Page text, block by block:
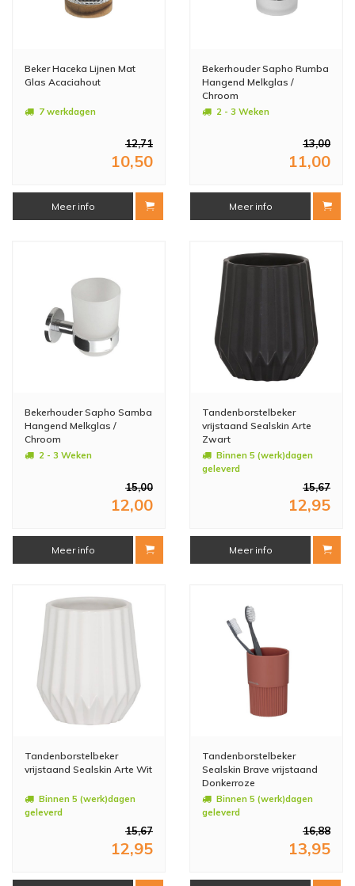
Beker Haceka Lijnen Mat
Glas Acaciahout
7 werkdagen
12,71
10,50
Meer info
Bekerhouder Sapho Rumba
Hangend Melkglas /
Chroom
2 - 3 Weken
13,00
11,00
Meer info
Bekerhouder Sapho Samba
Hangend Melkglas /
Chroom
2 - 3 Weken
15,00
12,00
Meer info
Tandenborstelbeker
vrijstaand Sealskin Arte
Zwart
Binnen 5 (werk)dagen
geleverd
15,67
12,95
Meer info
Tandenborstelbeker
vrijstaand Sealskin Arte Wit
Binnen 5 (werk)dagen
geleverd
15,67
12,95
Tandenborstelbeker
Sealskin Brave vrijstaand
Donkerroze
Binnen 5 (werk)dagen
geleverd
16,88
13,95